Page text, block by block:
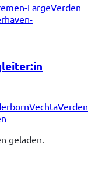
FargeVerden
VechtaVerden
geladen.